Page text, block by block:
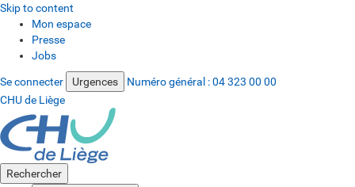
Skip to content
Mon espace
Presse
Jobs
Se connecter Urgences Numéro général :04 323 00 00
CHU de Liège
Rechercher